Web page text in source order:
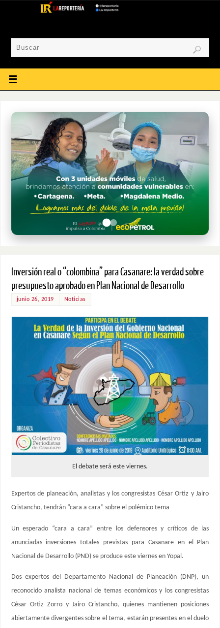
Inversión real o “colombina” para Casanare: la verdad sobre
presupuesto aprobado en Plan Nacional de Desarrollo
junio 26, 2019 Noticias
El debate será este viernes.
Expertos de planeación, analistas y los congresistas César Ortiz y Jairo
Cristancho, tendrán “cara a cara” sobre el polémico tema
Un esperado “cara a cara” entre los defensores y críticos de las
anunciadas inversiones totales previstas para Casanare en el Plan
Nacional de Desarrollo (PND) se produce este viernes en Yopal.
Dos expertos del Departamento Nacional de Planeación (DNP), un
reconocido analista nacional de temas económicos y los congresistas
César Ortiz Zorro y Jairo Cristancho, quienes mantienen posiciones
abiertamente divergentes sobre el tema, estarán presentes en el duelo